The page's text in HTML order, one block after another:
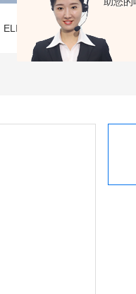
ELISA试剂盒>犬弓形虫抗